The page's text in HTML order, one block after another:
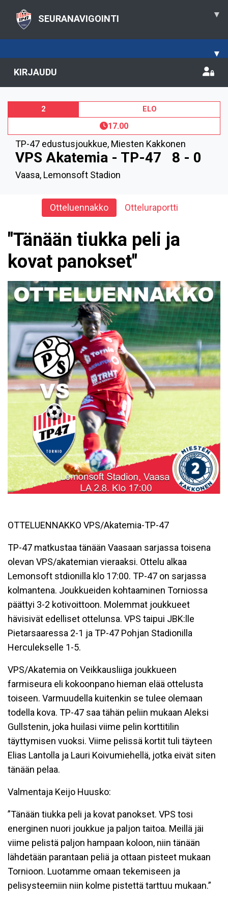
SEURANAVIGOINTI ▾
▾
KIRJAUDU
2 ELO
17.00
TP-47 edustusjoukkue, Miesten Kakkonen
VPS Akatemia - TP-47 8 - 0
Vaasa, Lemonsoft Stadion
Otteluennakko Otteluraportti
"Tänään tiukka peli ja
kovat panokset"
OTTELUENNAKKO VPS/Akatemia-TP-47
TP-47 matkustaa tänään Vaasaan sarjassa toisena
olevan VPS/akatemian vieraaksi. Ottelu alkaa
Lemonsoft stdionilla klo 17:00. TP-47 on sarjassa
kolmantena. Joukkueiden kohtaaminen Torniossa
päättyi 3-2 kotivoittoon. Molemmat joukkueet
hävisivät edelliset ottelunsa. VPS taipui JBK:lle
Pietarsaaressa 2-1 ja TP-47 Pohjan Stadionilla
Herculekselle 1-5.
VPS/Akatemia on Veikkausliiga joukkueen
farmiseura eli kokoonpano hieman elää ottelusta
toiseen. Varmuudella kuitenkin se tulee olemaan
todella kova. TP-47 saa tähän peliin mukaan Aleksi
Gullstenin, joka huilasi viime pelin korttitilin
täyttymisen vuoksi. Viime pelissä kortit tuli täyteen
Elias Lantolla ja Lauri Koivumiehellä, jotka eivät siten
tänään pelaa.
Valmentaja Keijo Huusko:
”Tänään tiukka peli ja kovat panokset. VPS tosi
energinen nuori joukkue ja paljon taitoa. Meillä jäi
viime pelistä paljon hampaan koloon, niin tänään
lähdetään parantaan peliä ja ottaan pisteet mukaan
Tornioon. Luotamme omaan tekemiseen ja
pelisysteemiin niin kolme pistettä tarttuu mukaan.”